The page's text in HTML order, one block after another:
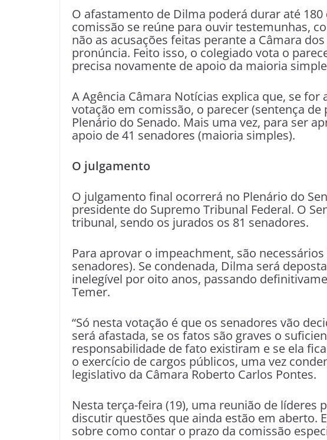
O afastamento de Dilma poderá durar até
comissão se reúne para ouvir testemunhas,
não as acusações feitas perante a Câmara
pronúncia. Feito isso, o colegiado vota o
precisa novamente de apoio da maioria
A Agência Câmara Notícias explica que, se for
votação em comissão, o parecer (sentença
Plenário do Senado. Mais uma vez, para ser
apoio de 41 senadores (maioria simples).
O julgamento
O julgamento final ocorrerá no Plenário do
presidente do Supremo Tribunal Federal. O
tribunal, sendo os jurados os 81 senadores.
Para aprovar o impeachment, são
senadores). Se condenada, Dilma será
inelegível por oito anos, passando
Temer.
“Só nesta votação é que os senadores vão
será afastada, se os fatos são graves o
responsabilidade de fato existiram e se ela
o exercício de cargos públicos, uma vez
legislativo da Câmara Roberto Carlos Pontes.
Nesta terça-feira (19), uma reunião de líderes
discutir questões que ainda estão em aberto.
sobre como contar o prazo da comissão